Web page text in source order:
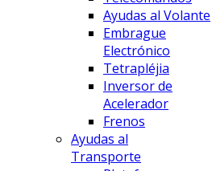
Ayudas al Volante
Embrague
Electrónico
Tetrapléjia
Inversor de
Acelerador
Frenos
Ayudas al
Transporte